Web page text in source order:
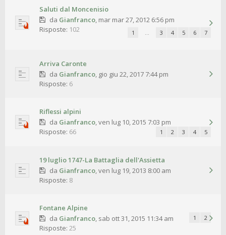
Saluti dal Moncenisio
da Gianfranco, mar mar 27, 2012 6:56 pm
1 … 3 4 5 6 7
Risposte: 102
Arriva Caronte
da Gianfranco, gio giu 22, 2017 7:44 pm
Risposte: 6
Riflessi alpini
da Gianfranco,ven lug 10, 2015 7:03 pm
1 2 3 4 5
Risposte: 66
19 luglio 1747-La Battaglia dell'Assietta
da Gianfranco,ven lug 19, 2013 8:00 am
Risposte: 8
Fontane Alpine
da Gianfranco, sab ott 31, 2015 11:34 am 1 2
Risposte: 25